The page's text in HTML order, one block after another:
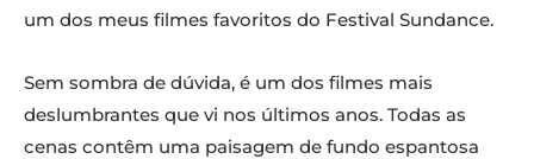
um dos meus filmes favoritos do Festival Sundance.
Sem sombra de dúvida, é um dos filmes mais
deslumbrantes que vi nos últimos anos. Todas as
cenas contêm uma paisagem de fundo espantosa